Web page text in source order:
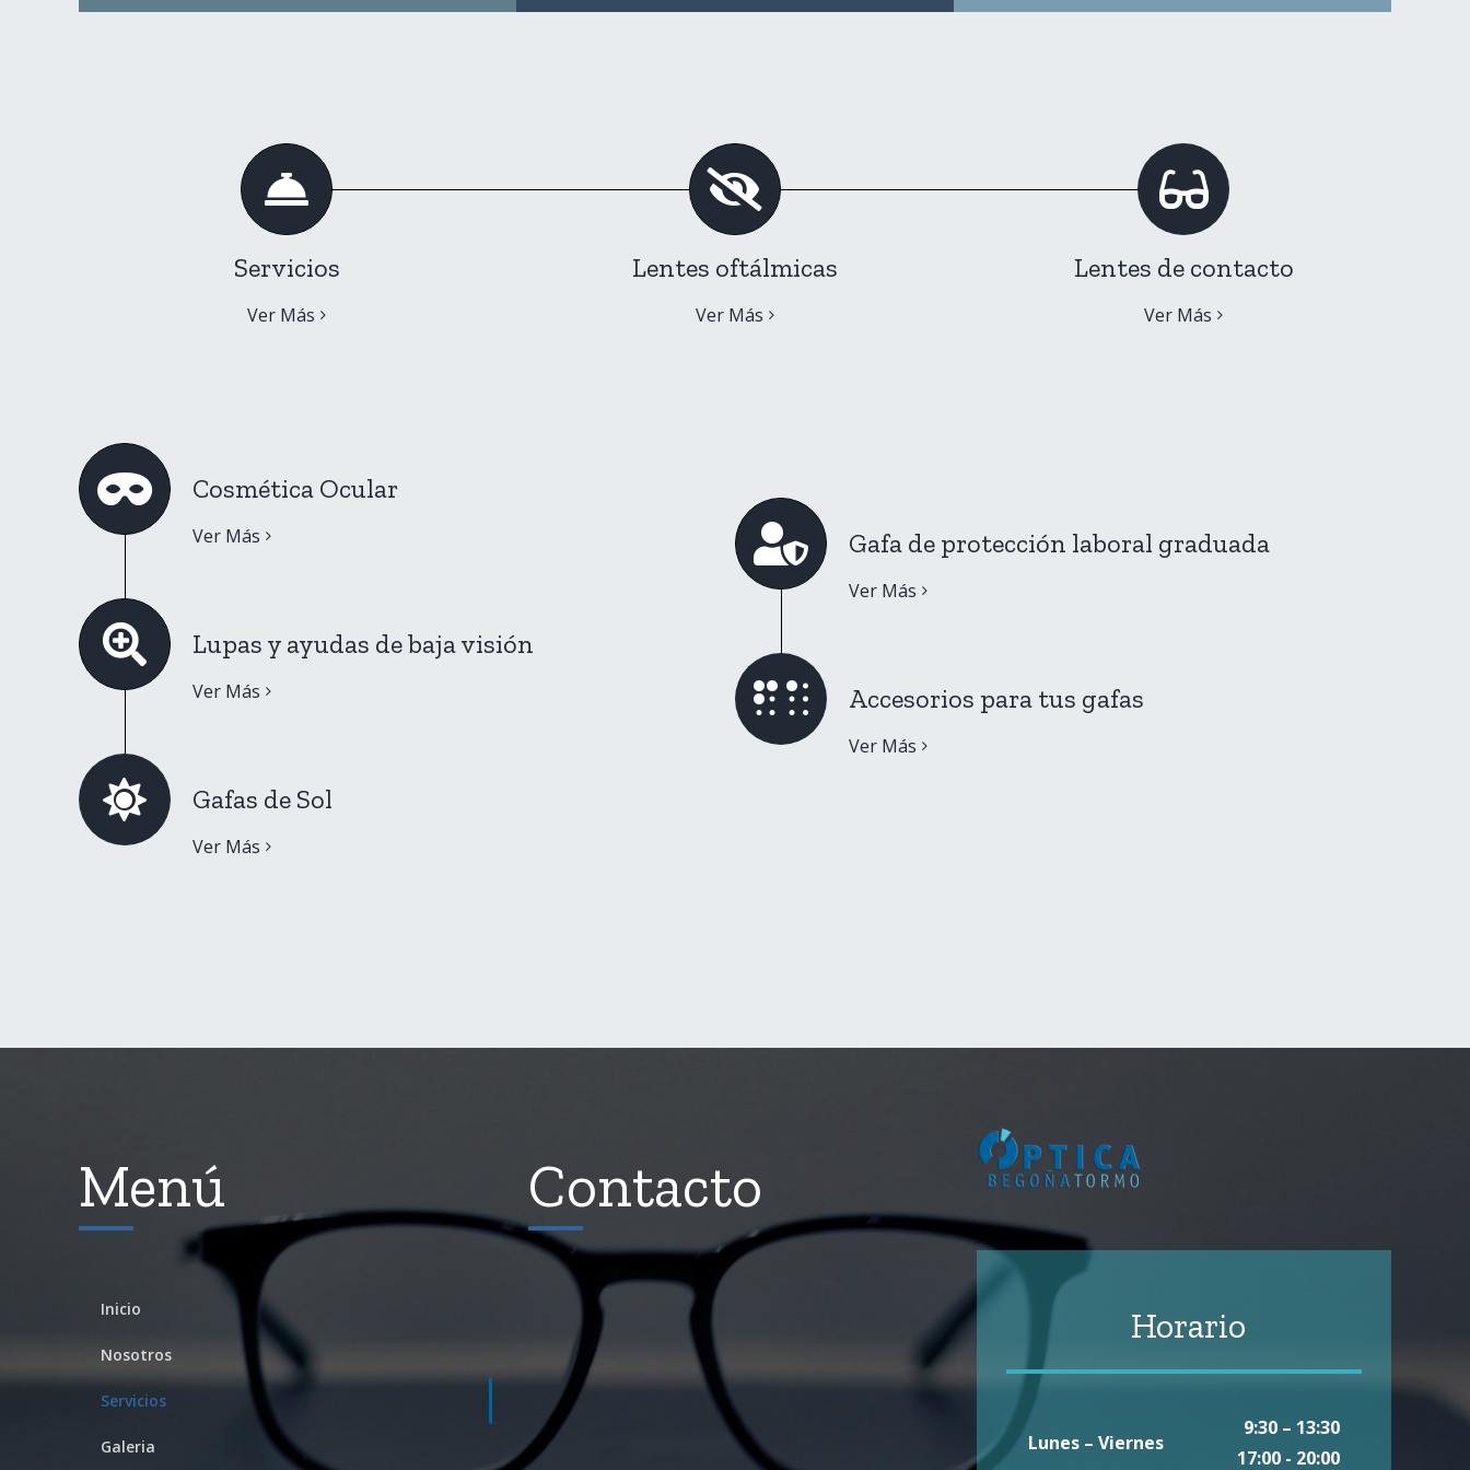
Servicios
Ver Más
Lentes oftálmicas
Ver Más
Lentes de contacto
Ver Más
Cosmética Ocular
Ver Más
Lupas y ayudas de baja visión
Ver Más
Gafas de Sol
Ver Más
Gafa de protección laboral graduada
Ver Más
Accesorios para tus gafas
Ver Más
Menú
Inicio
Nosotros
Servicios
Galeria
Contacto
Horario
Lunes – Viernes
9:30 – 13:30
17:00 - 20:00